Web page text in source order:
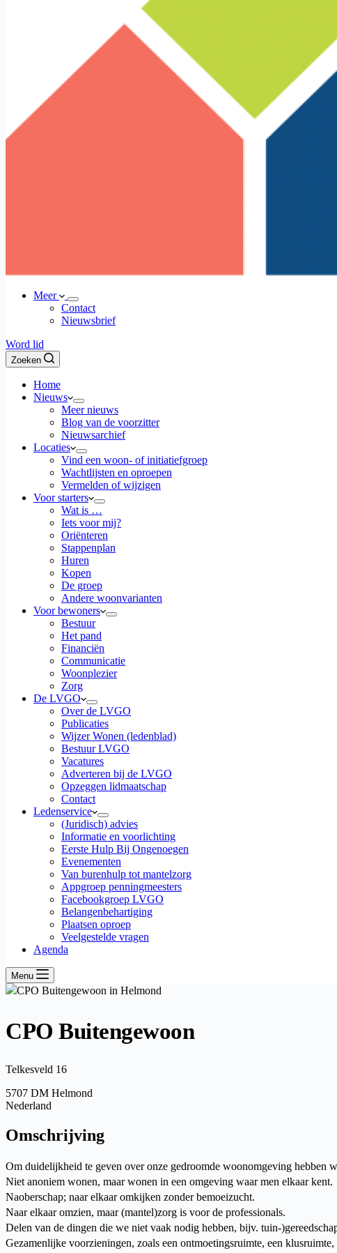
Meer
Contact
Nieuwsbrief
Word lid
Zoeken
Home
Nieuws
Meer nieuws
Blog van de voorzitter
Nieuwsarchief
Locaties
Vind een woon- of initiatiefgroep
Wachtlijsten en oproepen
Vermelden of wijzigen
Voor starters
Wat is …
Iets voor mij?
Oriënteren
Stappenplan
Huren
Kopen
De groep
Andere woonvarianten
Voor bewoners
Bestuur
Het pand
Financiën
Communicatie
Woonplezier
Zorg
De LVGO
Over de LVGO
Publicaties
Wijzer Wonen (ledenblad)
Bestuur LVGO
Vacatures
Adverteren bij de LVGO
Opzeggen lidmaatschap
Contact
Ledenservice
(Juridisch) advies
Informatie en voorlichting
Eerste Hulp Bij Ongenoegen
Evenementen
Van burenhulp tot mantelzorg
Appgroep penningmeesters
Facebookgroep LVGO
Belangenbehartiging
Plaatsen oproep
Veelgestelde vragen
Agenda
Menu
CPO Buitengewoon
Telkesveld 16
5707 DM Helmond
Nederland
Omschrijving
Om duidelijkheid te geven over onze gedroomde woonomgeving hebben
Niet anoniem wonen, maar wonen in een omgeving waar men elkaar kent.
Naoberschap; naar elkaar omkijken zonder bemoeizucht.
Naar elkaar omzien, maar (mantel)zorg is voor de professionals.
Delen van de dingen die we niet vaak nodig hebben, bijv. tuin-
Gezamenlijke voorzieningen, zoals een ontmoetingsruimte, een